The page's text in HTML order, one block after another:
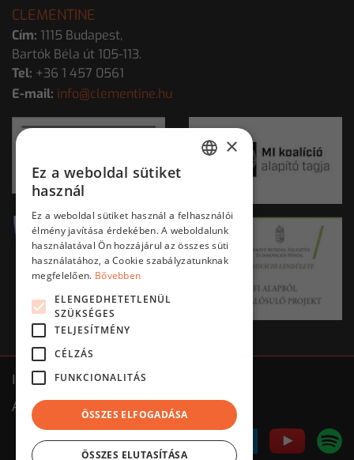
CLEMENTINE
Cím: 1115 Budapest,
Bartók Béla út 105-113.
Tel: +36 1 457 0561
E-mail: info@clementine.hu
Impresszum
ÁSZF
Adatkezelés tájékoztató
×
Ez a weboldal sütiket
használ
Ez a weboldal sütiket használ a felhasználói
élmény javítása érdekében. A weboldalunk
használatával Ön hozzájárul az összes süti
használatához, a Cookie szabályzatunknak
megfelelően. Bővebben
ELENGEDHETETLENÜL
SZÜKSÉGES
TELJESÍTMÉNY
CÉLZÁS
FUNKCIONALITÁS
ÖSSZES ELFOGADÁSA
ÖSSZES ELUTASÍTÁSA